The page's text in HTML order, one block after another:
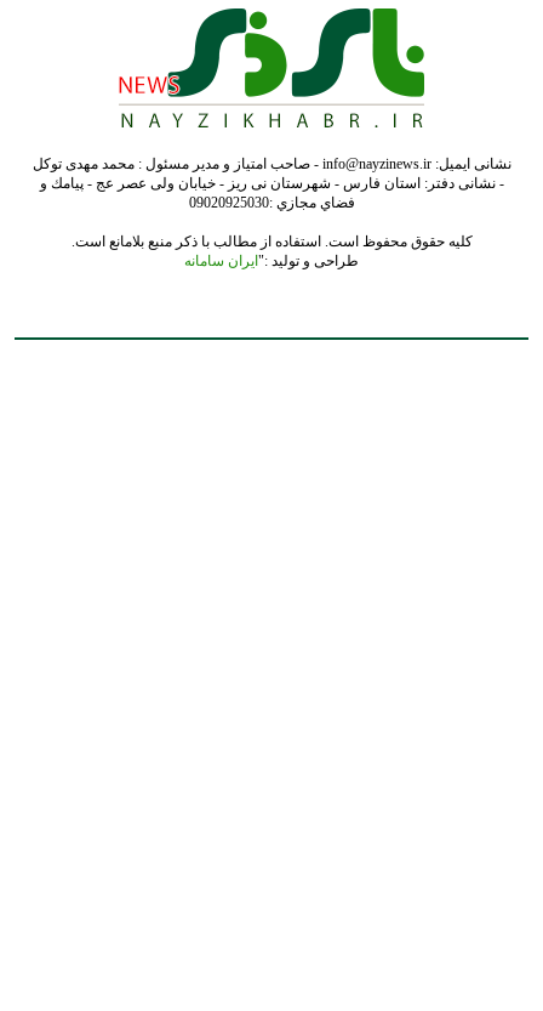
نشانی ایمیل: info@nayzinews.ir - صاحب امتیاز و مدیر مسئول : محمد مهدی توکل
- نشانی دفتر: استان فارس - شهرستان نی ریز - خیابان ولی عصر عج - پيامك و
فضاي مجازي :09020925030
کلیه حقوق محفوظ است. استفاده از مطالب با ذکر منبع بلامانع است.
طراحی و تولید :" ایران سامانه